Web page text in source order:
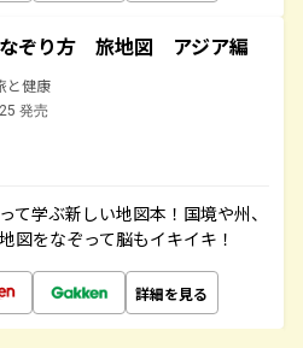
ぞり方 旅地図 アジア編
と健康
発売
て学ぶ新しい地図本！国境や州、
図をなぞって脳もイキイキ！
詳細を見る